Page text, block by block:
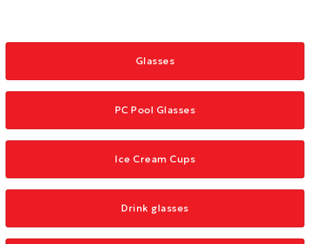
Glasses
PC Pool Glasses
Ice Cream Cups
Drink glasses